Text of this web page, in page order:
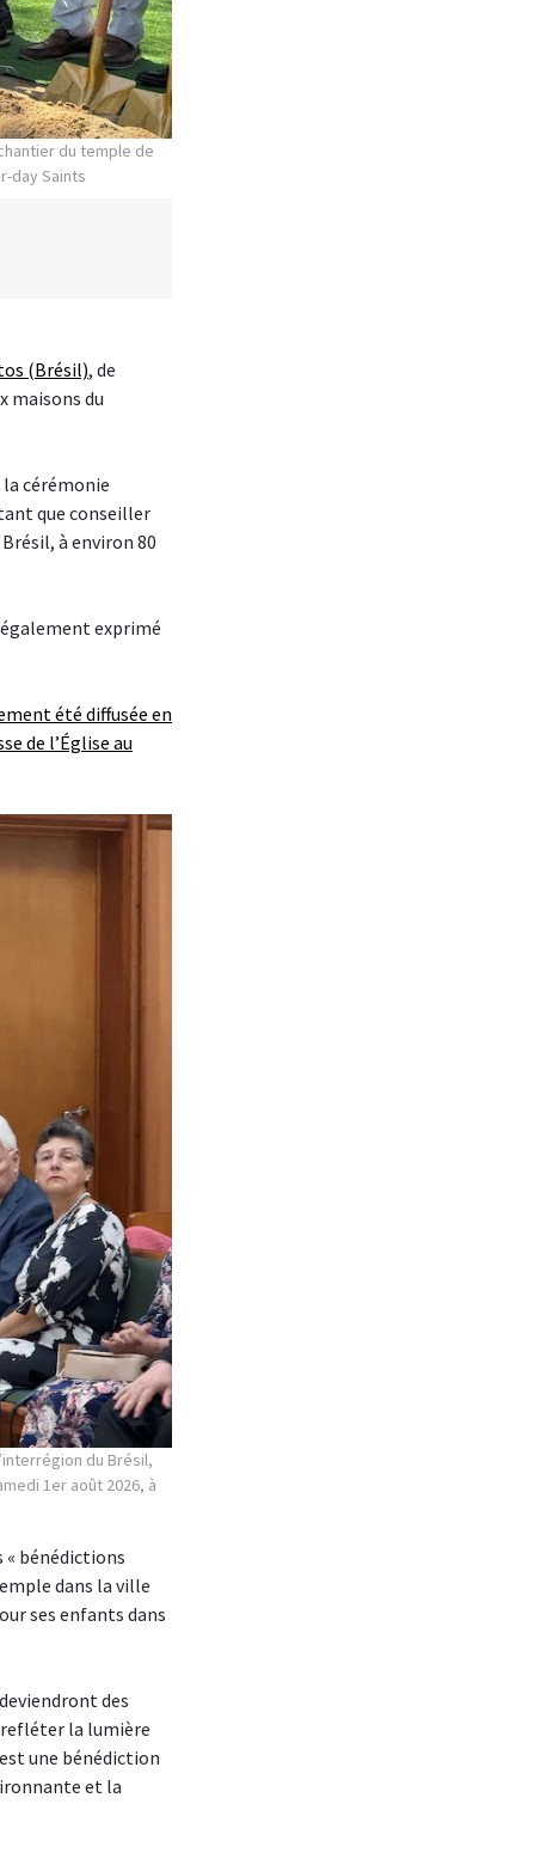
du temple de
day Saints
(Brésil), de
maisons du
cérémonie
que conseiller
à environ 80
exprimé
été diffusée en
de l’Église au
du Brésil,
1er août 2026, à
« bénédictions
dans la ville
ses enfants dans
des
refléter la lumière
une bénédiction
et la